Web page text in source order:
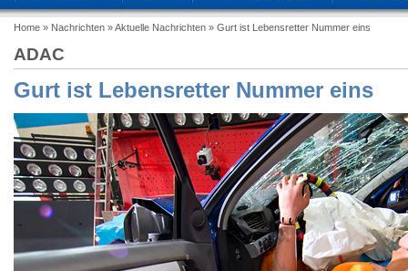
Home » Nachrichten » Aktuelle Nachrichten » Gurt ist Lebensretter Nummer eins
ADAC
Gurt ist Lebensretter Nummer eins